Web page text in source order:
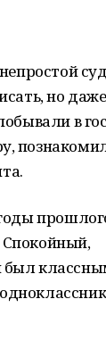
но
в
Спокойный,
был